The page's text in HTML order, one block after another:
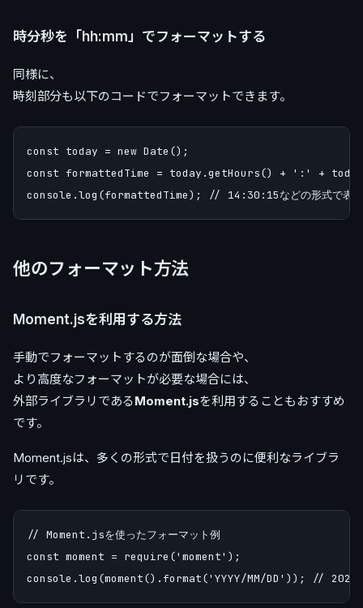
時分秒を「hh:mm」でフォーマットする
同様に、
時刻部分も以下のコードでフォーマットできます。
const today = new Date();
const formattedTime = today.getHours() + ':' +
他のフォーマット方法
Moment.jsを利用する方法
手動でフォーマットするのが面倒な場合や、
より高度なフォーマットが必要な場合には、
外部ライブラリであるMoment.jsを利用することもおすすめ
です。
Moment.jsは、多くの形式で日付を扱うのに便利なライブラ
リです。
// Moment.jsを使ったフォーマット例
const moment = require('moment');